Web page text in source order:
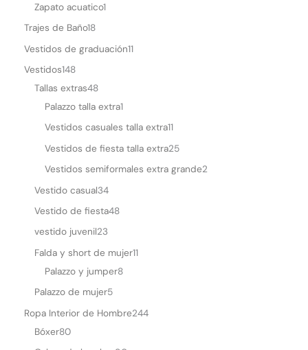
p
p
Zapato acuatico1
Trajes de Baño18
Vestidos de graduación11
Vestidos148
Tallas extras48
Palazzo talla extra1
Vestidos casuales talla extra11
Vestidos de fiesta talla extra25
Vestidos semiformales extra grande2
Vestido casual34
Vestido de fiesta48
vestido juvenil23
Falda y short de mujer11
Palazzo y jumper8
Palazzo de mujer5
Ropa Interior de Hombre244
Bóxer80